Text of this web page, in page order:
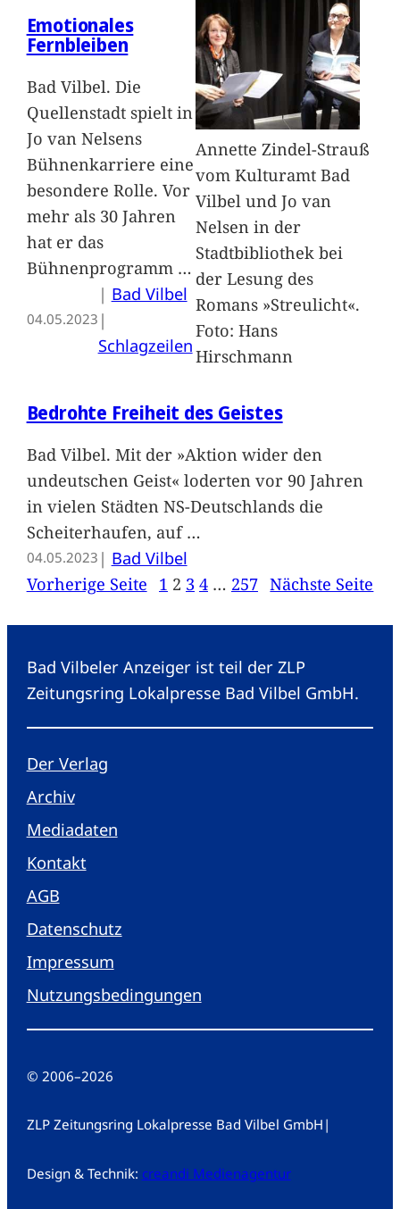
Emotionales
Fernbleiben
Bad Vilbel. Die
Quellenstadt spielt in
Jo van Nelsens
Bühnenkarriere eine
besondere Rolle. Vor
mehr als 30 Jahren
hat er das
Bühnenprogramm …
04.05.2023
| Bad Vilbel
Schlagzeilen
Annette Zindel-Strauß
vom Kulturamt Bad
Vilbel und Jo van
Nelsen in der
Stadtbibliothek bei
der Lesung des
Romans »Streulicht«.
Foto: Hans
Hirschmann
Bedrohte Freiheit des Geistes
Bad Vilbel. Mit der »Aktion wider den
undeutschen Geist« loderten vor 90 Jahren
in vielen Städten NS-Deutschlands die
Scheiterhaufen, auf …
04.05.2023 | Bad Vilbel
Vorherige Seite 1 2 3 4 … 257 Nächste Seite
Bad Vilbeler Anzeiger ist teil der ZLP
Zeitungsring Lokalpresse Bad Vilbel GmbH.
Der Verlag
Archiv
Mediadaten
Kontakt
AGB
Datenschutz
Impressum
Nutzungsbedingungen
© 2006–2026
ZLP Zeitungsring Lokalpresse Bad Vilbel GmbH |
Design & Technik: creandi Medienagentur